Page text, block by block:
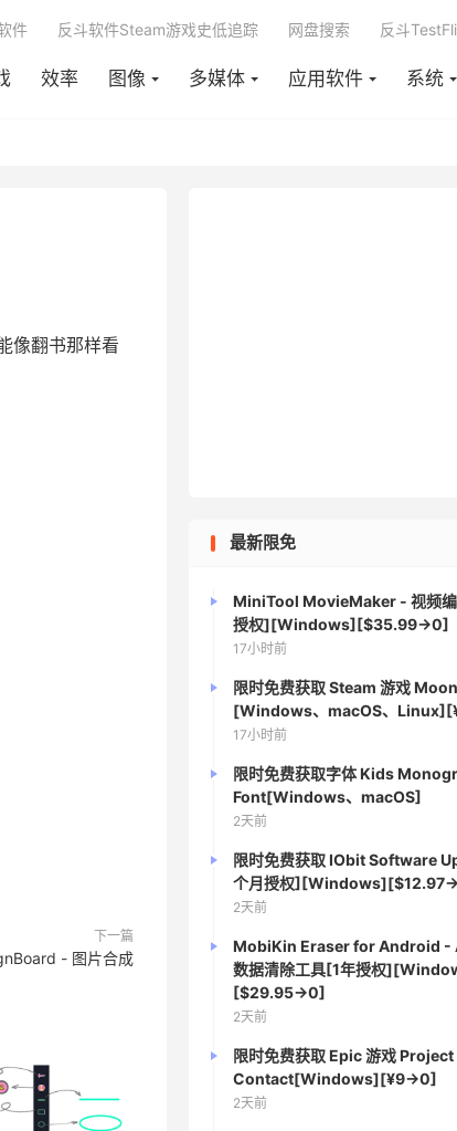
效率 图像 多媒体 应用软件 系统
件 反斗软件Steam游戏史低追踪 网盘搜索 反斗
像翻书那样看
下一篇
- 图片合成
最新限免
MiniTool MovieMaker - 视频
授权][Windows][$35.99→0]
17小时前
限时免费获取 Steam 游戏
[Windows、macOS、
17小时前
限时免费获取字体 Kids
Font[Windows、macOS]
2天前
限时免费获取 IObit Software
个月授权
2天前
MobiKin Eraser for Android -
数据清除工具[1年授权
[$29.95→0]
2天前
限时免费获取 Epic 游戏
Contact[Windows][¥9→0]
2天前